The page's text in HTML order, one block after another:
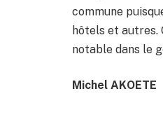
commune
hôtels et autres.
notable dans le
Michel AKOETE